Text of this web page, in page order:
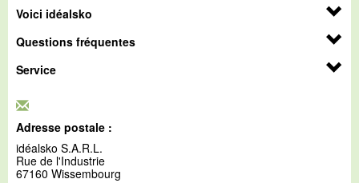
Voici idéalsko
Questions fréquentes
Service
Adresse postale :
idéalsko S.A.R.L.
Rue de l'Industrie
67160 Wissembourg